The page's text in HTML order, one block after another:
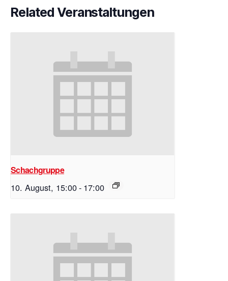
Related Veranstaltungen
Schachgruppe
10. August, 15:00- 17:00